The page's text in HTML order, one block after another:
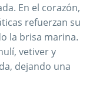
En el corazón,
refuerzan su
la brisa marina.
vetiver y
dejando una